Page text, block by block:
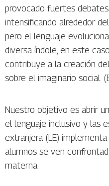
provocado fuertes
intensificando alrededor
pero el lenguaje
diversa índole, en este
contribuye a la creación
sobre el imaginario social.
Nuestro objetivo es abrir
el lenguaje inclusivo y las
extranjera (LE)
alumnos se ven
materna.